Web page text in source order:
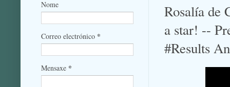
Rosalía de
a star! --
#Results
Nome
Correo electrónico *
Mensaxe *